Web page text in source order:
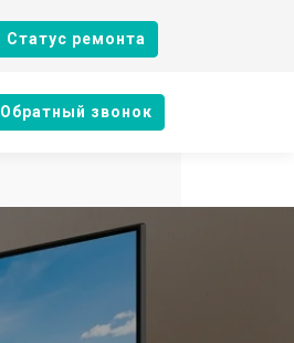
Cтатус ремонта
Oбратный звонок